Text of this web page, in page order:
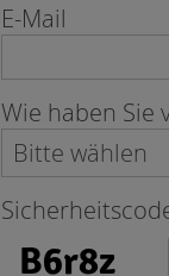
E-Mail
Wie haben Sie